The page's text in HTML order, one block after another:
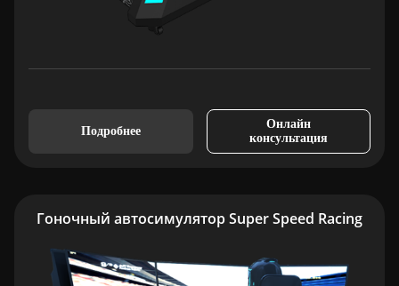
Подробнее
Онлайн
консультация
Гоночный автосимулятор Super Speed Racing